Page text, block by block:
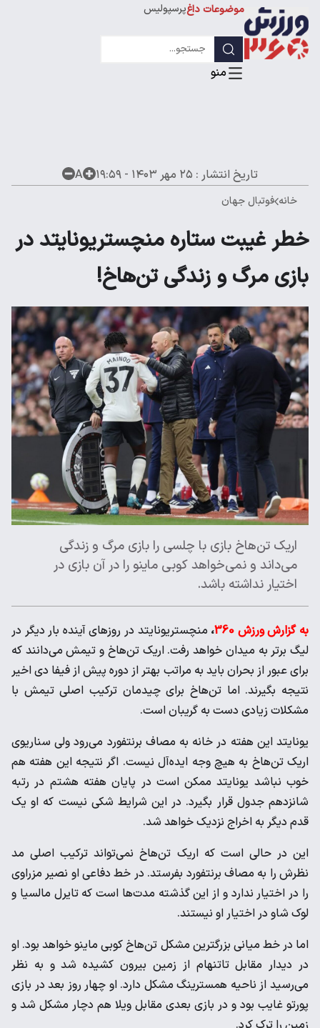
موضوعات داغپرسپولیس
لیگ قهرمانان
تاریخ انتشار : ۲۵ مهر ۱۴۰۳ - ۱۹:۵۹ A
خانه فوتبال جهان
خطر غیبت ستاره منچستریونایتد در
بازی مرگ و زندگی تن‌هاخ!
اریک تن‌هاخ بازی با چلسی را بازی مرگ و زندگی
می‌داند و نمی‌خواهد ‌کوبی ماینو را در آن بازی در
اختیار نداشته باشد. ‌
به گزارش ورزش 360 ، منچستریونایتد در روزهای آینده بار دیگر در
‌لیگ برتر به میدان خواهد رفت. اریک تن‌هاخ و تیمش می‌دانند که
‌برای عبور از بحران باید به مراتب بهتر از دوره پیش از فیفا دی اخیر
‌نتیجه بگیرند. اما تن‌هاخ برای چیدمان ترکیب اصلی تیمش با
‌مشکلات زیادی دست به گریبان است. ‌
یونایتد این هفته در خانه به مصاف برنتفورد می‌رود ولی سناریوی
‌اریک تن‌هاخ به هیچ وجه ایده‌آل نیست. اگر نتیجه این هفته هم
‌خوب نباشد یونایتد ممکن است در پایان هفته هشتم در رتبه
‌شانزدهم جدول قرار بگیرد. در این شرایط شکی نیست که او یک
قدم ‌دیگر به اخراج نزدیک خواهد شد. ‌
این در حالی است که اریک تن‌هاخ نمی‌تواند ترکیب اصلی مد
نظرش ‌را به مصاف برنتفورد بفرستد. در خط دفاعی او نصیر مزراوی
را در ‌اختیار ندارد و از این گذشته مدت‌ها است که تایرل مالسیا و
لوک شاو ‌در اختیار او نیستند. ‌
اما در خط میانی بزرگترین مشکل تن‌هاخ کوبی ماینو خواهد بود. او
‌در دیدار مقابل تاتنهام از زمین بیرون کشیده شد و به نظر
می‌رسید از ‌ناحیه همسترینگ مشکل دارد. او چهار روز بعد در بازی
پورتو غایب ‌بود و در بازی بعدی مقابل ویلا هم دچار مشکل شد و